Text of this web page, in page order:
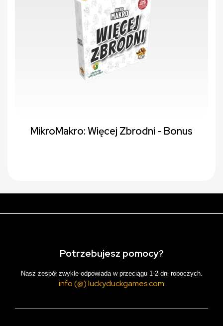
MikroMakro: Więcej Zbrodni - Bonus
Potrzebujesz pomocy?
Nasz zespół zwykle odpowiada w przeciągu 1-2 dni roboczych.
info (@) luckyduckgames.com